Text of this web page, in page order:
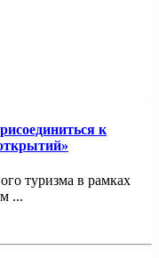
к
туризма в рамках
...